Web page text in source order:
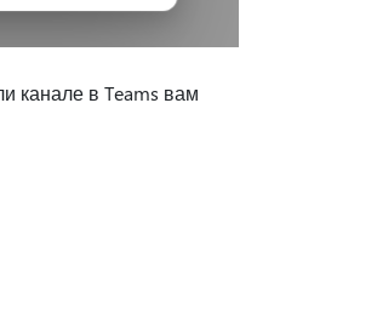
канале в Teams вам